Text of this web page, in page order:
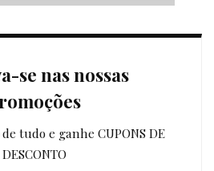
se nas nossas
tudo e ganhe CUPONS DE
DESCONTO